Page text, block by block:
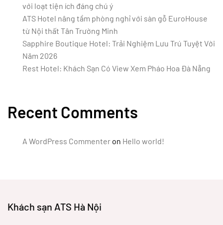
với loạt tiện ích đáng chú ý
ATS Hotel nâng tầm phòng nghỉ với sàn gỗ EuroHouse
từ Nội thất Tân Trường Minh
Sapphire Boutique Hotel: Trải Nghiệm Lưu Trú Tuyệt Vời
Năm 2026
Rest Hotel: Khách Sạn Có View Xem Pháo Hoa Đà Nẵng
Recent Comments
A WordPress Commenter on Hello world!
Khách sạn ATS Hà Nội